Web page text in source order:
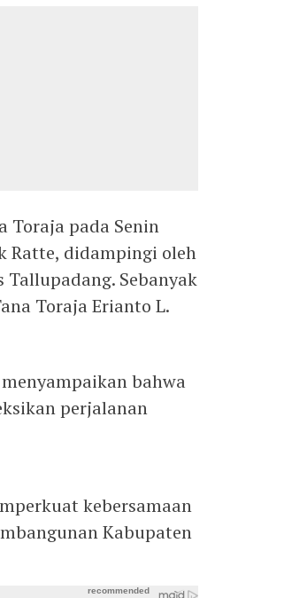
Toraja pada Senin
Ratte, didampingi oleh
Tallupadang. Sebanyak
Toraja Erianto L.
bahwa
perjalanan
kebersamaan
Kabupaten